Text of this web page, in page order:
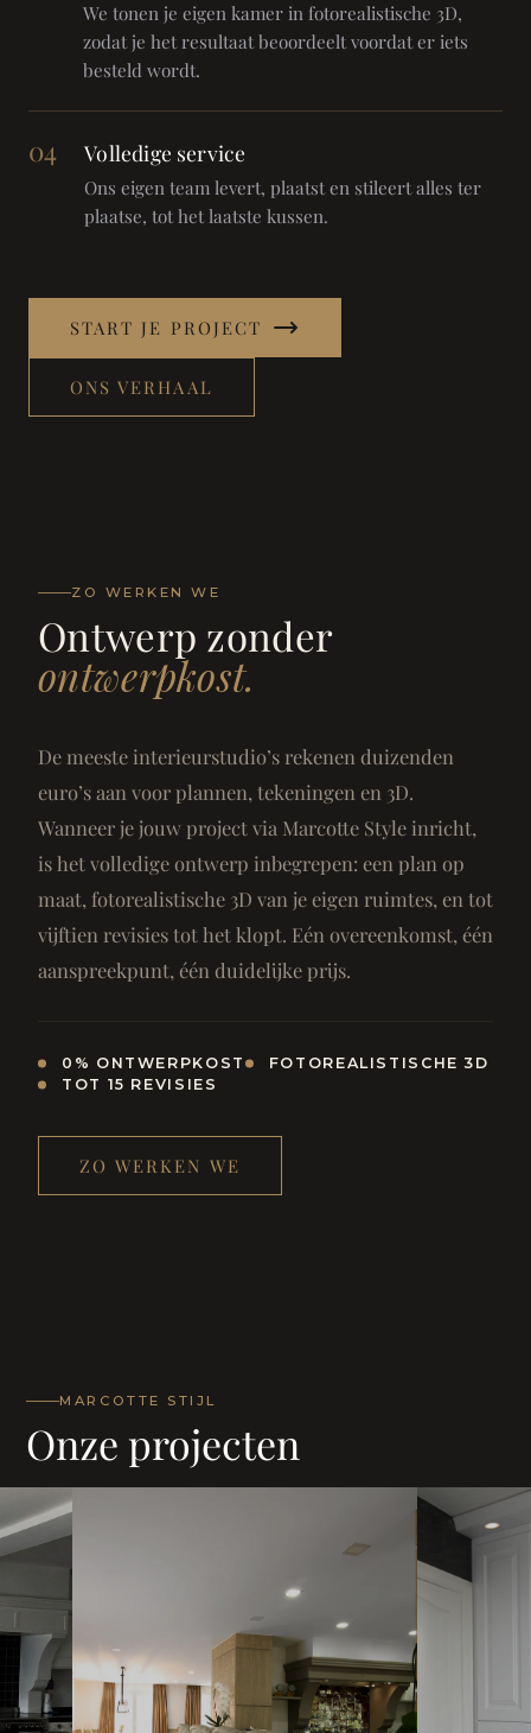
We tonen je eigen kamer in fotorealistische 3D,
zodat je het resultaat beoordeelt voordat er iets
besteld wordt.
04 Volledige service
Ons eigen team levert, plaatst en stileert alles ter
plaatse, tot het laatste kussen.
START JE PROJECT
ONS VERHAAL
ZO WERKEN WE
Ontwerp zonder
ontwerpkost.
De meeste interieurstudio’s rekenen duizenden
euro’s aan voor plannen, tekeningen en 3D.
Wanneer je jouw project via Marcotte Style inricht,
is het volledige ontwerp inbegrepen: een plan op
maat, fotorealistische 3D van je eigen ruimtes, en tot
vijftien revisies tot het klopt. Eén overeenkomst, één
aanspreekpunt, één duidelijke prijs.
0% ONTWERPKOST
FOTOREALISTISCHE 3D
TOT 15 REVISIES
ZO WERKEN WE
MARCOTTE STIJL
Onze projecten